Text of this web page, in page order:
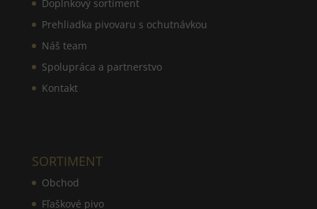
Doplnkový sortiment
Prehliadka pivovaru s ochutnávkou
Náš team
Spolupráca a partnerstvo
Kontakt
SORTIMENT
Obchod
Fľaškové pivo